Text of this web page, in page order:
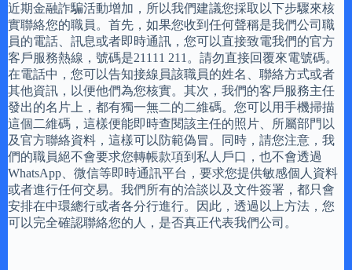
近期金融詐騙活動增加，所以我們建議您採取以下步驟來核
實聯絡您的職員。首先，如果您收到任何聲稱是我們公司職
員的電話、訊息或者即時通訊，您可以直接致電我們的官方
客戶服務熱線，號碼是21111 211。請勿直接回覆來電號碼。
在電話中，您可以告知接線員該職員的姓名、聯絡方式或者
其他資訊，以便他們為您核實。其次，我們的客戶服務主任
發出的名片上，都有獨一無二的二維碼。您可以用手機掃描
這個二維碼，這樣便能即時查閱該主任的照片、所屬部門以
及官方聯絡資料，這樣可以防範偽冒。同時，請您注意，我
們的職員絕不會要求您轉帳款項到私人戶口，也不會透過
WhatsApp、微信等即時通訊平台，要求您提供敏感個人資料
或者進行任何交易。我們所有的洽談以及文件簽署，都只會
安排在中環總行或者各分行進行。因此，透過以上方法，您
可以完全確認聯絡您的人，是否真正代表我們公司。